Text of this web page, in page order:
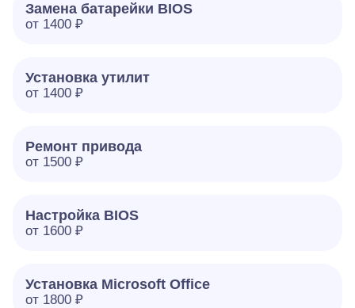
Замена батарейки BIOS
от 1400 ₽
Установка утилит
от 1400 ₽
Ремонт привода
от 1500 ₽
Настройка BIOS
от 1600 ₽
Установка Microsoft Office
от 1800 ₽